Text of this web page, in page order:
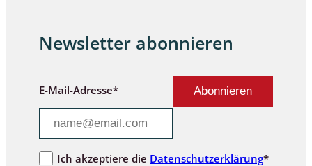
Newsletter abonnieren
E-Mail-Adresse*
Ich akzeptiere die Datenschutzerklärung*